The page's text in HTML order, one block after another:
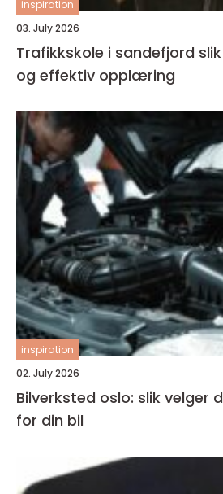
inspiration
03. July 2026
Trafikkskole i sandefjord slik finner du trygg
og effektiv opplæring
inspiration
02. July 2026
Bilverksted oslo: slik velger
for din bil